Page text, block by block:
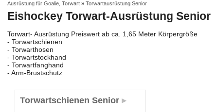
Ausrüstung für Goalie, Torwart » Torwartausrüstung Senior
Eishockey Torwart-Ausrüstung Senior
Torwart- Ausrüstung Preiswert ab ca. 1,65 Meter Körpergröße
- Torwartschienen
- Torwarthosen
- Torwartstockhand
- Torwartfanghand
- Arm-Brustschutz
Torwartschienen Senior